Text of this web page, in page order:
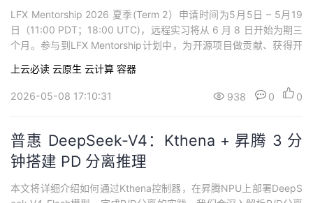
LFX Mentorship 2026 夏季(Term 2）申请时间为5月5日 – 5月19
日（11:00 PDT；18:00 UTC)，远程实习将从 6 月 8 日开始为期三
个月。参与到LFX Mentorship计划中，为开源项目做贡献、获得开
为3000美金，约合20000人民币）。
上云必读 云原生 云计算 容器
2026-05-08 17:10:31 938 0 0
普惠 DeepSeek-V4：Kthena + 昇腾 3 分
钟搭建 PD 分离推理
本文将详细介绍如何通过Kthena控制器，在昇腾NPU上部署DeepS